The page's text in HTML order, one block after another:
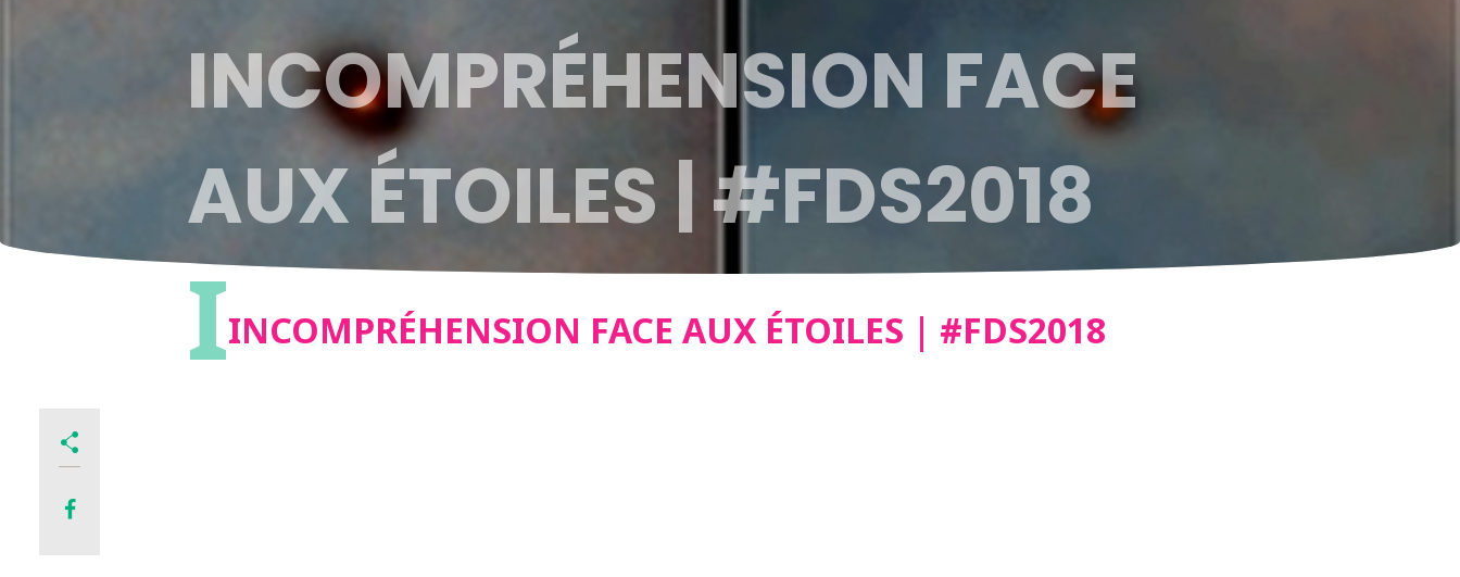
INCOMPRÉHENSION FACE
AUX ÉTOILES | #FDS2018
IINCOMPRÉHENSION FACE AUX ÉTOILES | #FDS2018